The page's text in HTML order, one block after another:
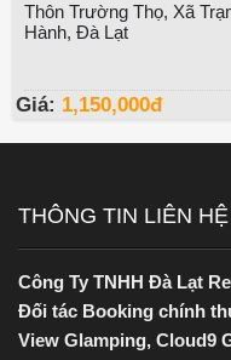
Thôn Trường Thọ, Xã
Hành, Đà Lạt
Giá: 1,150,000đ
THÔNG TIN LIÊN HỆ
Công Ty TNHH Đà Lạt
Đối tác Booking chính
View Glamping, Cloud9